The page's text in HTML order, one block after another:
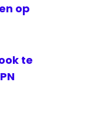
op
te